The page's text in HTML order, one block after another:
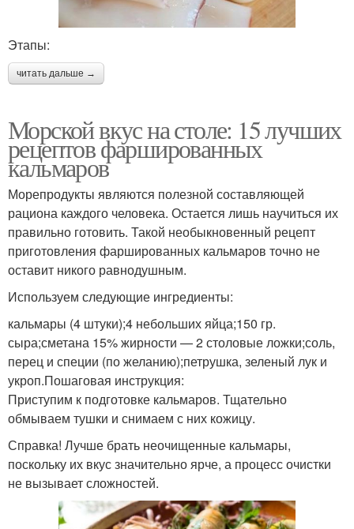
Этапы:
читать дальше →
Морской вкус на столе: 15 лучших
рецептов фаршированных
кальмаров
Морепродукты являются полезной составляющей
рациона каждого человека. Остается лишь научиться их
правильно готовить. Такой необыкновенный рецепт
приготовления фаршированных кальмаров точно не
оставит никого равнодушным.
Используем следующие ингредиенты:
кальмары (4 штуки);4 небольших яйца;150 гр.
сыра;сметана 15% жирности — 2 столовые ложки;соль,
перец и специи (по желанию);петрушка, зеленый лук и
укроп.Пошаговая инструкция:
Приступим к подготовке кальмаров. Тщательно
обмываем тушки и снимаем с них кожицу.
Справка! Лучше брать неочищенные кальмары,
поскольку их вкус значительно ярче, а процесс очистки
не вызывает сложностей.